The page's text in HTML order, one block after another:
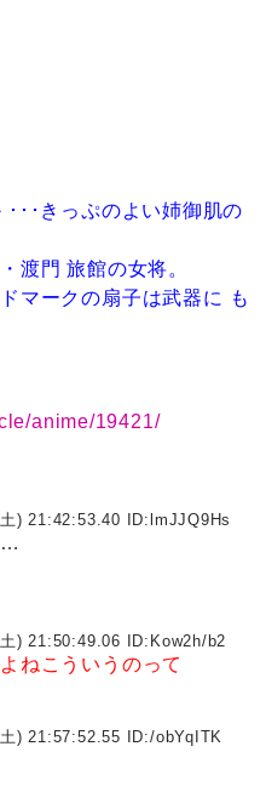
･･きっぷのよい姉御肌の
渡門 旅館の女将。
マークの扇子は武器に も
anime/19421/
) 21:42:53.40 ID: lmJJQ9Hs
…
) 21:50:49.06 ID: Kow2h/b2
ねこういうのって
) 21:57:52.55 ID:/obYqITK